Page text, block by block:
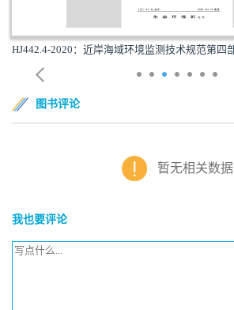
域环境监测技术规范第四部分近...
图书评论
暂无相关数据
我也要评论